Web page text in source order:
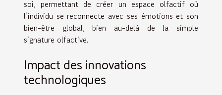
soi, permettant de créer un espace olfactif où
l’individu se reconnecte avec ses émotions et son
bien-être global, bien au-delà de la simple
signature olfactive.
Impact des innovations
technologiques